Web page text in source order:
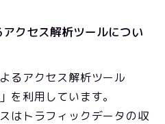
クセス解析ツールについ
るアクセス解析ツール
を利用しています。
はトラフィックデータの収